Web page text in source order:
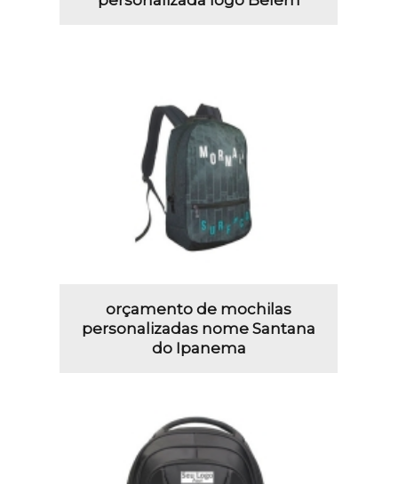
orçamento de mochilas
personalizadas nome Santana
do Ipanema